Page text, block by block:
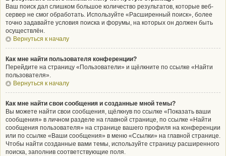
Ваш поиск дал слишком большое количество результатов, которые веб-
сервер не смог обработать. Используйте «Расширенный поиск», более
точно задавайте условия поиска и форумы, на которых он должен быть
осуществлён.
Вернуться к началу
Как мне найти пользователя конференции?
Перейдите на страницу «Пользователи» и щёлкните по ссылке «Найти
пользователя».
Вернуться к началу
Как мне найти свои сообщения и созданные мной темы?
Вы можете найти свои сообщения, щёлкнув по ссылке «Показать ваши
сообщения» в личном разделе на главной странице, по ссылке «Найти
сообщения пользователя» на странице вашего профиля на конференции
или по ссылке «Ваши сообщения» в меню «Ссылки» на главной странице.
Чтобы найти созданные вами темы, используйте страницу расширенного
поиска, заполнив соответствующие поля.